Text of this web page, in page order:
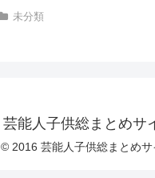
未分類
芸能人子供総まとめサ
© 2016 芸能人子供総まとめサ